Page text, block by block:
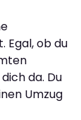
Egal, ob du
da. Du
Umzug